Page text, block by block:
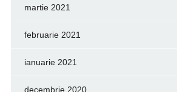
martie 2021
februarie 2021
ianuarie 2021
decembrie 2020